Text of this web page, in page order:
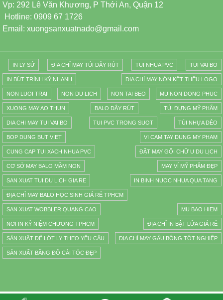
Vp: 292 Lê Văn Khương, P Thới An, Quận 12
Hotline: 0909 67 1726
Email: xuongsanxuatnado@gmail.com
IN LY SỨ ĐỊA CHỈ MAY TÚI DÂY RÚT TUI NHUA PVC TUI VAI BO
IN BÚT TRÌNH KÝ NHANH ĐỊA CHỈ MAY NÓN KẾT THÊU LOGO
NON LUOI TRAI NON DU LICH NON TAI BEO MU NON DONG PHUC
XUONG MAY AO THUN BALO DÂY RÚT TÚI ĐỰNG MỸ PHẨM
DIA CHI MAY TUI VAI BO TUI PVC TRONG SUOT TÚI NHỰA DẺO
BOP DUNG BUT VIET VI CAM TAY DUNG MY PHAM
CUNG CAP TUI XACH NHUA PVC ĐẶT MAY GỐI CHỮ U DU LỊCH
CƠ SỞ MAY BALO MẦM NON MAY VÍ MỸ PHẨM ĐẸP
SAN XUAT TUI DU LICH GIA RE IN BINH NUOC NHUA QUA TANG
ĐỊA CHỈ MAY BALO HỌC SINH GIÁ RẺ TPHCM
SAN XUAT WOBBLER QUANG CAO MU BAO HIEM
NƠI IN KỶ NIỆM CHƯƠNG TPHCM ĐỊA CHỈ IN BẬT LỬA GIÁ RẺ
SẢN XUẤT ĐẾ LÓT LY THEO YÊU CẦU ĐỊA CHỈ MAY GẤU BÔNG TỐT NGHIỆP
SẢN XUẤT BĂNG ĐÔ CÀI TÓC ĐẸP